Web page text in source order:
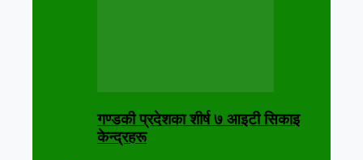
गण्डकी प्रदेशका शीर्ष ७ आइटी सिकाइ
केन्द्रहरू